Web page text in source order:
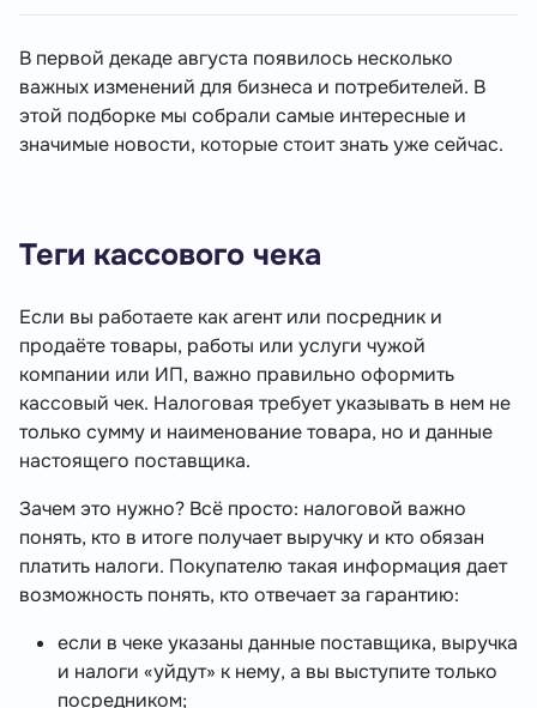
В первой декаде августа появилось несколько
важных изменений для бизнеса и потребителей. В
этой подборке мы собрали самые интересные и
значимые новости, которые стоит знать уже сейчас.
Теги кассового чека
Если вы работаете как агент или посредник и
продаёте товары, работы или услуги чужой
компании или ИП, важно правильно оформить
кассовый чек. Налоговая требует указывать в нем не
только сумму и наименование товара, но и данные
настоящего поставщика.
Зачем это нужно? Всё просто: налоговой важно
понять, кто в итоге получает выручку и кто обязан
платить налоги. Покупателю такая информация дает
возможность понять, кто отвечает за гарантию:
если в чеке указаны данные поставщика, выручка
и налоги «уйдут» к нему, а вы выступите только
посредником;